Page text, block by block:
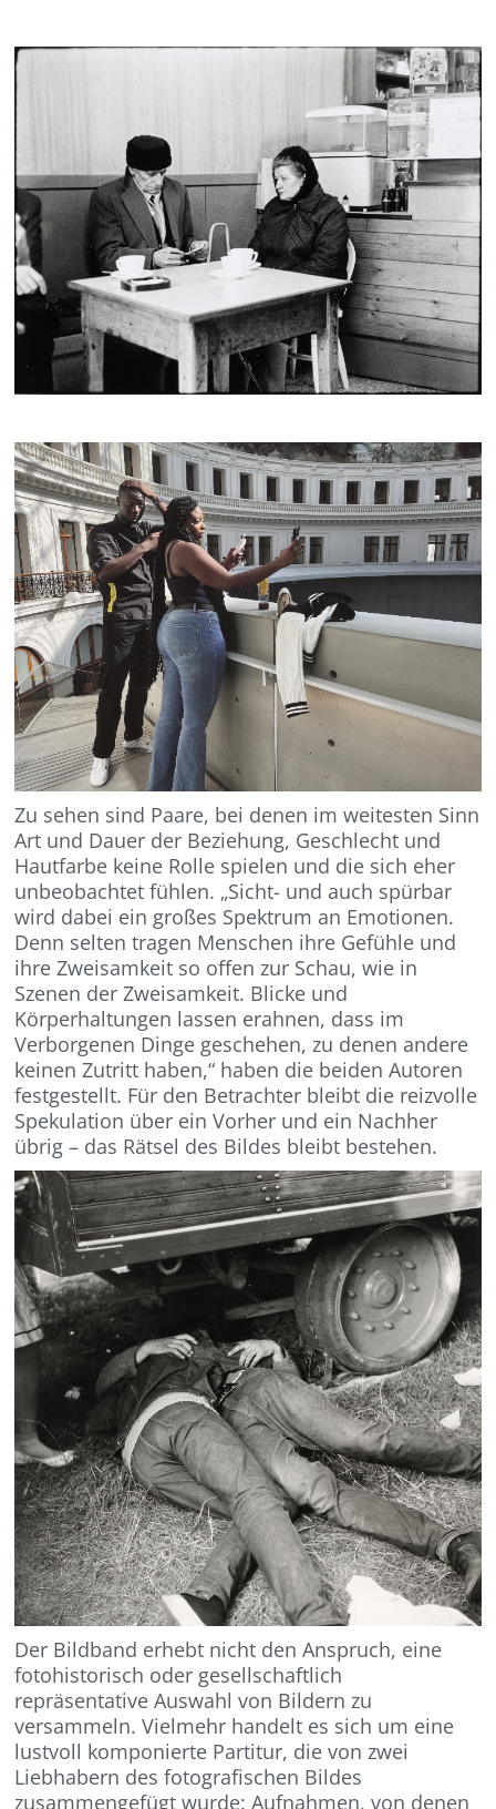
Zu sehen sind Paare, bei denen im weitesten Sinn
Art und Dauer der Beziehung, Geschlecht und
Hautfarbe keine Rolle spielen und die sich eher
unbeobachtet fühlen. „Sicht- und auch spürbar
wird dabei ein großes Spektrum an Emotionen.
Denn selten tragen Menschen ihre Gefühle und
ihre Zweisamkeit so offen zur Schau, wie in
Szenen der Zweisamkeit. Blicke und
Körperhaltungen lassen erahnen, dass im
Verborgenen Dinge geschehen, zu denen andere
keinen Zutritt haben,“ haben die beiden Autoren
festgestellt. Für den Betrachter bleibt die reizvolle
Spekulation über ein Vorher und ein Nachher
übrig – das Rätsel des Bildes bleibt bestehen.
Der Bildband erhebt nicht den Anspruch, eine
fotohistorisch oder gesellschaftlich
repräsentative Auswahl von Bildern zu
versammeln. Vielmehr handelt es sich um eine
lustvoll komponierte Partitur, die von zwei
Liebhabern des fotografischen Bildes
zusammengefügt wurde: Aufnahmen, von denen